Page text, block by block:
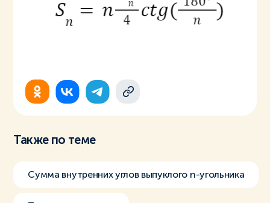
Также по теме
Сумма внутренних углов выпуклого n-угольника